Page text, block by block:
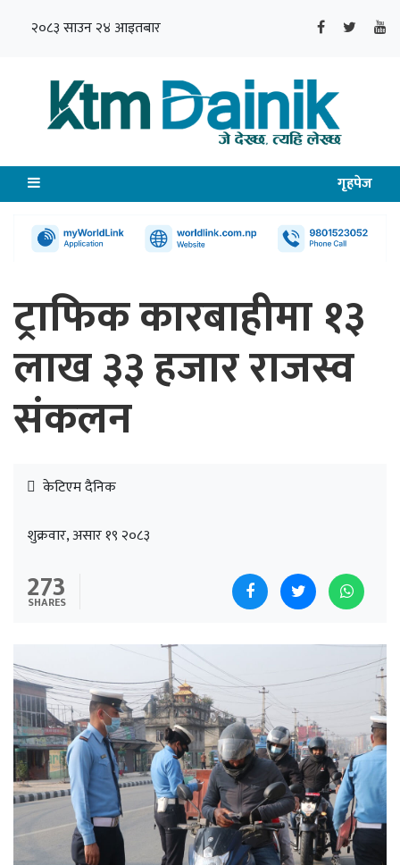
२०८३ साउन २४ आइतबार
गृहपेज
ट्राफिक कारबाहीमा १३
लाख ३३ हजार राजस्व
संकलन
केटिएम दैनिक
शुक्रवार, असार १९ २०८३
273
SHARES